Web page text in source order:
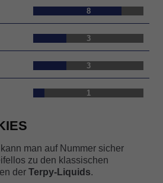
8
3
3
1
kann man auf Nummer sicher
zu den klassischen
der Terpy-Liquids.